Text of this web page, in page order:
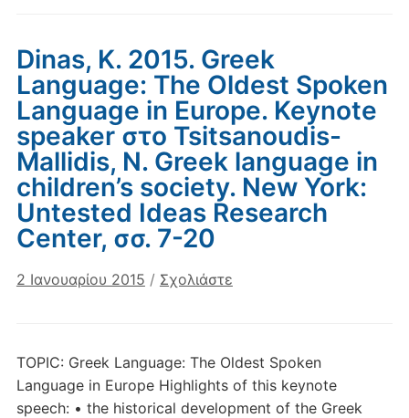
Dinas, K. 2015. Greek
Language: The Oldest Spoken
Language in Europe. Keynote
speaker στο Tsitsanoudis-
Mallidis, N. Greek language in
children’s society. New York:
Untested Ideas Research
Center, σσ. 7-20
2 Ιανουαρίου 2015 / Σχολιάστε
TOPIC: Greek Language: The Oldest Spoken
Language in Europe Highlights of this keynote
speech: • the historical development of the Greek